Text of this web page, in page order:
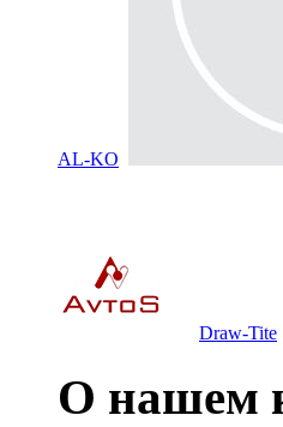
AL-KO
Draw-Tite
О нашем